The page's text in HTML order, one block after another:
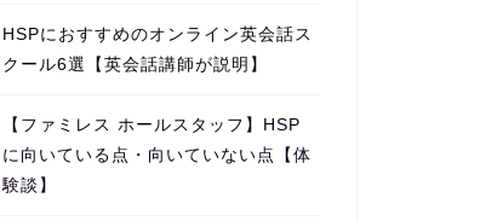
HSPにおすすめのオンライン英会話ス
クール6選【英会話講師が説明】
【ファミレス ホールスタッフ】HSP
に向いている点・向いていない点【体
験談】